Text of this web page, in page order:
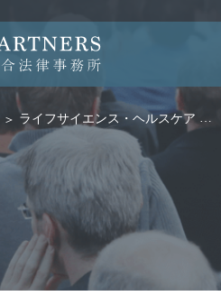
ライフサイエンス・ヘルスケア